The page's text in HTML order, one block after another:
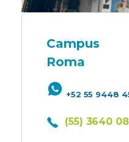
Campus
Roma
+52 55 9448
(55) 3640